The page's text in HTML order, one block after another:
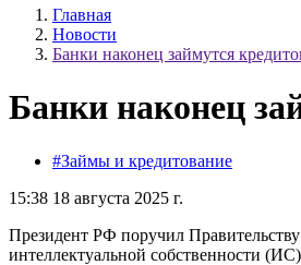
Главная
Новости
Банки наконец займутся
Банки наконец
#Займы и кредитование
15:38 18 августа 2025 г.
Президент РФ поручил
интеллектуальной собственности